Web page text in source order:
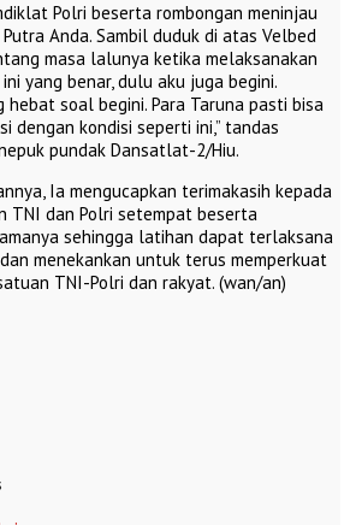
Polri beserta rombongan meninjau
Anda. Sambil duduk di atas Velbed
masa lalunya ketika melaksanakan
yang benar, dulu aku juga begini.
hebat soal begini. Para Taruna pasti bisa
dengan kondisi seperti ini,” tandas
pundak Dansatlat-2/Hiu.
Ia mengucapkan terimakasih kepada
TNI dan Polri setempat beserta
sehingga latihan dapat terlaksana
menekankan untuk terus memperkuat
TNI-Polri dan rakyat. (wan/an)